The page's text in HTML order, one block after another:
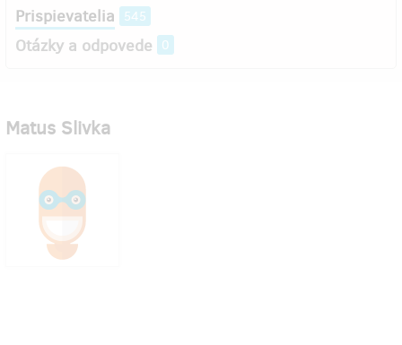
Prispievatelia 545
Otázky a odpovede 0
Matus Slivka